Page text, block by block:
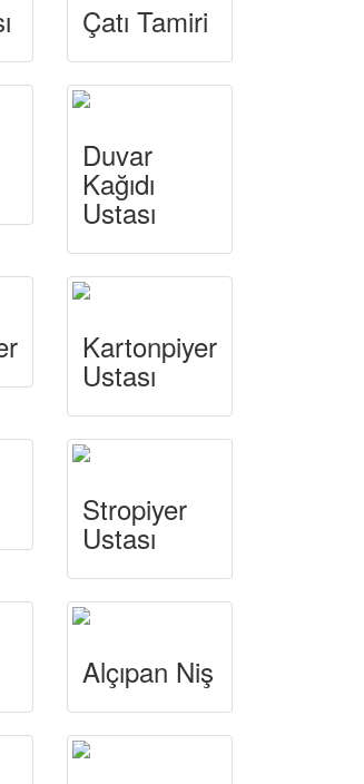
Çatı Tamiri
Duvar
Kağıdı
Ustası
Kartonpiyer
Ustası
Stropiyer
Ustası
Alçıpan Niş